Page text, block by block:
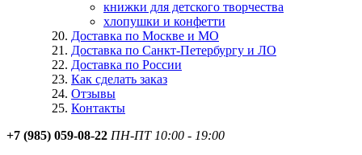
книжки для детского творчества
хлопушки и конфетти
Доставка по Москве и МО
Доставка по Санкт-Петербургу и ЛО
Доставка по России
Как сделать заказ
Отзывы
Контакты
+7 (985) 059-08-22 ПН-ПТ 10:00 - 19:00